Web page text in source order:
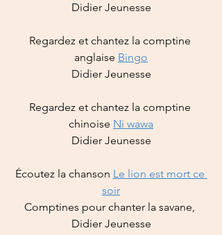
Didier Jeunesse
Regardez et chantez la comptine
anglaise Bingo
Didier Jeunesse
Regardez et chantez la comptine
chinoise Ni wawa
Didier Jeunesse
Écoutez la chanson Le lion est mort ce
soir
Comptines pour chanter la savane,
Didier Jeunesse